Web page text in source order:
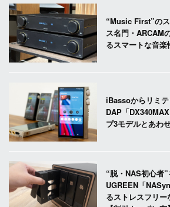
“Music First”の
ス名門・ARCAM
るスマートな音楽
iBassoからリミ
DAP「
プ3モデルとあわ
“脱・NAS初心者”
UGREEN「
るストレスフリ